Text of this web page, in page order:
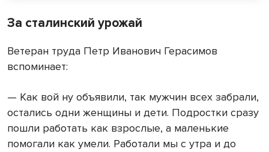
За сталинский урожай
Ветеран труда Петр Иванович Герасимов
вспоминает:
— Как вой ну объявили, так мужчин всех забрали,
остались одни женщины и дети. Подростки сразу
пошли работать как взрослые, а маленькие
помогали как умели. Работали мы с утра и до